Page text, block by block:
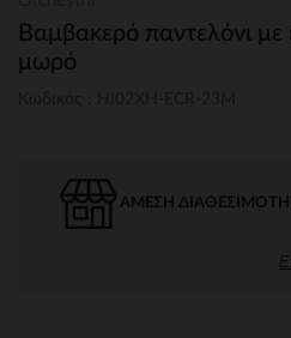
Βαμβακερό παντελόνι με
μωρό
ΆΜΕΣΗ